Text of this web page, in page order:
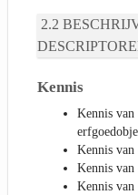
Kennis
Kennis van
Kennis van
Kennis
Kennis van